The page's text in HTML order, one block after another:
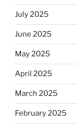
July 2025
June 2025
May 2025
April 2025
March 2025
February 2025